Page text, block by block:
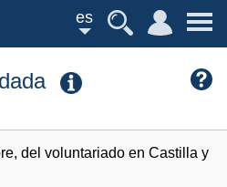
es
del voluntariado en Castilla y